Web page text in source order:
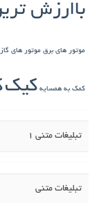
باارزش
موتور های برق موتور های
کمک به همسایه کیک
تبلیغات متنی 1
تبلیغات متنی